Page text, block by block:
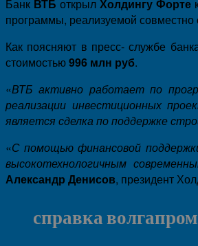
Банк ВТБ открыл Холдингу Форте
программы, реализуемой
Как поясняют в пресс- службе
стоимостью996 млн руб.
«ВТБ активно работает по
реализации инвестиционных
является сделка по поддержке
«С помощью финансовой
высокотехнологичным
Александр Денисов, президент
справка